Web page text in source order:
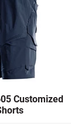
Customized